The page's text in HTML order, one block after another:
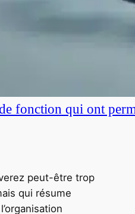
fonction qui ont
peut-être trop
qui résume